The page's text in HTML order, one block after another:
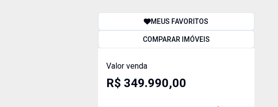
MEUS FAVORITOS
COMPARAR IMÓVEIS
Valor venda
R$ 349.990,00